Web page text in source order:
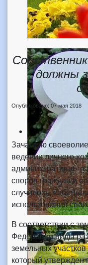
должны
Опубликовано: 07 мая 2018
Зачастую
ведении личного
административного
споров граждан и
случилось,
использования
В соответствии с
Федерации виды
земельных
который утвержден